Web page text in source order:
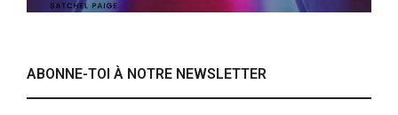
ABONNE-TOI À NOTRE NEWSLETTER